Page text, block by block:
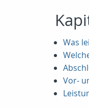
Was
Vor-